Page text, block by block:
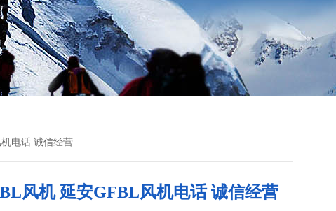
电话 诚信经营
风机 延安GFBL风机电话 诚信经营